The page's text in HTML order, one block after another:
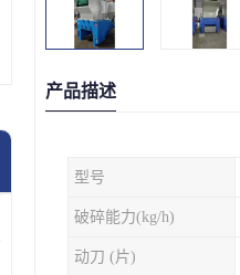
产品描述
型号
破碎能力(kg/h)
动刀 (片)